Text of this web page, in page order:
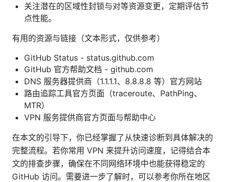
关注潜在的区域性封锁与对等资源变更，定期评估节
点性能。
有用的资源与链接（文本形式，仅供参考）
GitHub Status - status.github.com
GitHub 官方帮助文档 - github.com
DNS 服务器提供商（1.1.1.1、8.8.8.8 等）官方网站
路由追踪工具官方页面（traceroute、PathPing、
MTR）
VPN 服务提供商官方页面与帮助中心
在本文的引导下，你已经掌握了从快速诊断到具体解决的
完整流程。若你常用 VPN 来提升访问速度，记得结合本
文的排查步骤，确保在不同网络环境中也能获得稳定的
GitHub 访问。需要进一步了解时，可以参考你所在地区